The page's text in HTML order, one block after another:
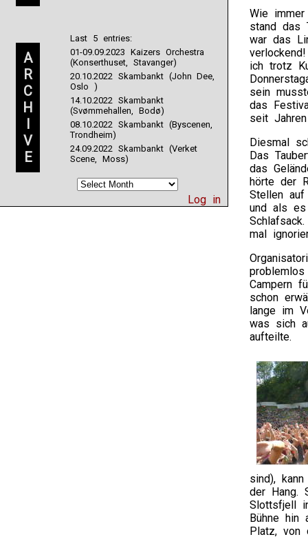
A
R
C
H
I
V
E
Last 5 entries:
01-09.09.2023 Kaizers Orchestra
(Konserthuset, Stavanger)
20.10.2022 Skambankt (John Dee,
Oslo )
14.10.2022 Skambankt
(Svømmehallen, Bodø)
08.10.2022 Skambankt (Byscenen,
Trondheim)
24.09.2022 Skambankt (Verket
Scene, Moss)
Log in
Wie immer
stand das
war das
ich trotz
sein
das
seit
Diesmal
Das
das
hörte der
Stellen auf
und als es
mal
Campern
schon
lange im
was sich
aufteilte.
sind),
der Hang.
Slottsfjell
Bühne
Platz, von